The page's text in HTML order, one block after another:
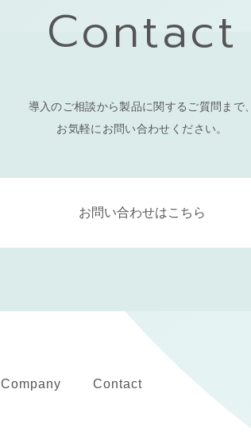
Contact
導入のご相談から製品に関するご質問まで、
お気軽にお問い合わせください。
お問い合わせはこちら
Company Contact